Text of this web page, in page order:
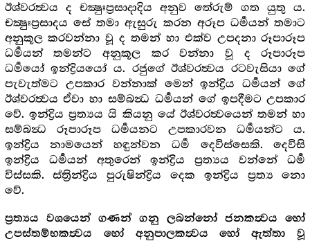
ඊශ්වරත්‍වය ද චක්‍ෂුඃප්‍රසාදාදිය අනුව තේරුම් ගත යුතු ය.
චක්‍ෂුඃප්‍රසාදය සේ තමා ඇසුරු කරන අරූප ධර්‍මයන් තමාට
අනුකූල කරවන්නා වූ ද තමන් හා එක්ව උපදනා රූපාරූප
ධර්‍මයන් තමන්ට අනුකූල කර වන්නා වූ ද රූපාරූප
ධර්‍මයෝ ඉන්ද්‍රියයෝ ය. රජුගේ ඊශ්වරත්‍වය රටවැසියා ගේ
පැවැත්මට උපකාර වන්නාක් මෙන් ඉන්ද්‍රිය ධර්‍මයන් ගේ
ඊශ්වරත්‍වය ඒවා හා සම්බන්‍ධ ධර්‍මයන් ගේ ඉපදීමට උපකාර
වේ. ඉන්ද්‍රිය ප්‍රත්‍යය යි කියනු යේ ඊශ්වරත්‍වයෙන් තමන් හා
සම්බන්‍ධ රූපාරූප ධර්‍මයනට උපකාරවන ධර්‍මයන්ට ය.
ඉන්ද්‍රිය නාමයෙන් හඳුන්වන ධර්‍ම දෙවිස්සෙකි. දෙවිසි
ඉන්ද්‍රිය ධර්‍මයන් අතුරෙන් ඉන්ද්‍රිය ප්‍රත්‍යය වන්නේ ධර්‍ම
විස්සකි. ස්ත්‍රින්ද්‍රිය පුරුෂින්ද්‍රිය දෙක ඉන්ද්‍රිය ප්‍රත්‍ය නො
වේ.
ප්‍රත්‍යය වශයෙන් ගණන් ගනු ලබන්නෝ ජනකත්‍වය හෝ
උපස්තම්භකත්‍වය හෝ අනුපාලකත්‍වය හෝ ඇත්තා වූ